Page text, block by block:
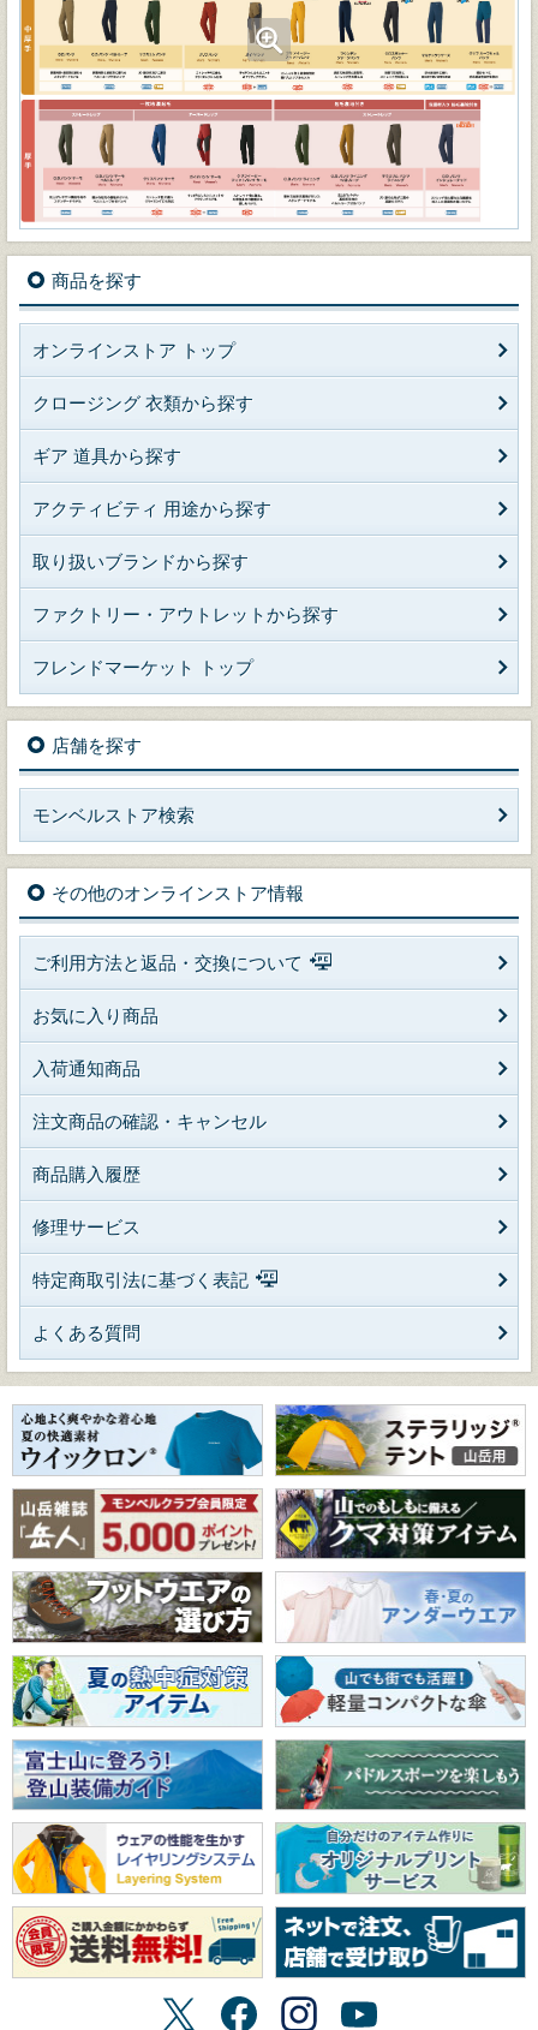
商品を探す
オンラインストア トップ
クロージング 衣類から探す
ギア 道具から探す
アクティビティ 用途から探す
取り扱いブランドから探す
ファクトリー・アウトレットから探す
フレンドマーケット トップ
店舗を探す
モンベルストア検索
その他のオンラインストア情報
ご利用方法と返品・交換について
お気に入り商品
入荷通知商品
注文商品の確認・キャンセル
商品購入履歴
修理サービス
特定商取引法に基づく表記
よくある質問